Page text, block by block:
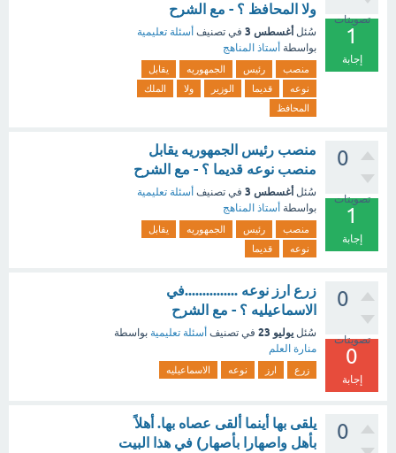
تصويتات
1
إجابة
ولا المحافظ ؟ - مع الشرح
سُئل أغسطس 3 في تصنيف أسئلة تعليمية
بواسطة أستاذ المناهج
منصب رئيس الجمهوريه
يقابل
نوعه
قديما الوزير ولا
الملك
المحافظ
0
تصويتات
1
إجابة
منصب رئيس الجمهوريه يقابل
منصب نوعه قديما ؟ - مع الشرح
سُئل أغسطس 3 في تصنيف أسئلة تعليمية
بواسطة أستاذ المناهج
منصب رئيس الجمهوريه
يقابل
نوعه
قديما
0
تصويتات
0
إجابة
زرع ارز نوعه ...............في
الاسماعيليه ؟ - مع الشرح
سُئل يوليو 23 في تصنيف أسئلة تعليمية بواسطة
منارة العلم
زرع ارز نوعه الاسماعيليه
0
يلقى بها أينما ألقى عصاه بها. أهلاً
بأهل واصهارا بأصهار) في هذا البيت